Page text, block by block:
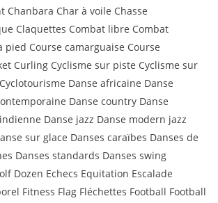
Chanbara Char à voile Chasse
Claquettes Combat libre Combat
pied Course camarguaise Course
Curling Cyclisme sur piste Cyclisme sur
Danse africaine Danse
Danse country Danse
Danse jazz Danse modern jazz
sur glace Danses caraïbes Danses de
Danses standards Danses swing
Dozen Echecs Equitation Escalade
Fitness Flag Fléchettes Football Football